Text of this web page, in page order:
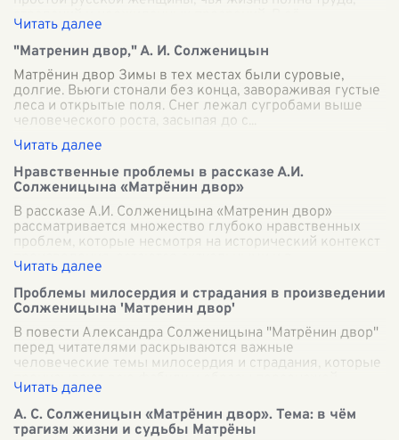
страданий и неожиданных прозрений. В её
"Матренин двор," А. И. Солженицын
Матрёнин двор Зимы в тех местах были суровые,
долгие. Вьюги стонали без конца, завораживая густые
леса и открытые поля. Снег лежал сугробами выше
человеческого роста, засыпая до с
Нравственные проблемы в рассказе А.И.
Солженицына «Матрёнин двор»
В рассказе А.И. Солженицына «Матренин двор»
рассматривается множество глубоко нравственных
проблем, которые несмотря на исторический контекст
произведения, остаются актуальными и в
Проблемы милосердия и страдания в произведении
Солженицына 'Матренин двор'
В повести Александра Солженицына "Матрёнин двор"
перед читателями раскрываются важные
человеческие темы милосердия и страдания, которые
пронизывают всю фабулу и образы персонажей.
А. С. Солженицын «Матрёнин двор». Тема: в чём
трагизм жизни и судьбы Матрёны